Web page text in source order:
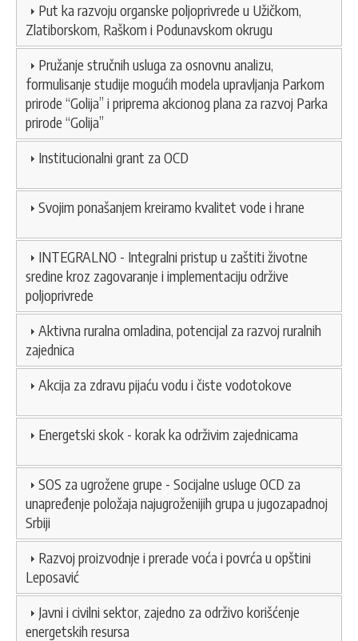
Put ka razvoju organske poljoprivrede u Užičkom,
Zlatiborskom, Raškom i Podunavskom okrugu
Pružanje stručnih usluga za osnovnu analizu,
formulisanje studije mogućih modela upravljanja Parkom
prirode “Golija” i priprema akcionog plana za razvoj Parka
prirode “Golija”
Institucionalni grant za OCD
Svojim ponašanjem kreiramo kvalitet vode i hrane
INTEGRALNO - Integralni pristup u zaštiti životne
sredine kroz zagovaranje i implementaciju održive
poljoprivrede
Aktivna ruralna omladina, potencijal za razvoj ruralnih
zajednica
Akcija za zdravu pijaću vodu i čiste vodotokove
Energetski skok - korak ka održivim zajednicama
SOS za ugrožene grupe - Socijalne usluge OCD za
unapređenje položaja najugroženijih grupa u jugozapadnoj
Srbiji
Razvoj proizvodnje i prerade voća i povrća u opštini
Leposavić
Javni i civilni sektor, zajedno za održivo korišćenje
energetskih resursa